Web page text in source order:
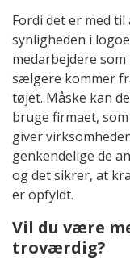
Fordi det er med
synligheden i
medarbejdere
sælgere kommer
tøjet. Måske kan
bruge firmaet,
giver
genkendelige de
og det sikrer, at
er opfyldt.
Vil du være
troværdig?